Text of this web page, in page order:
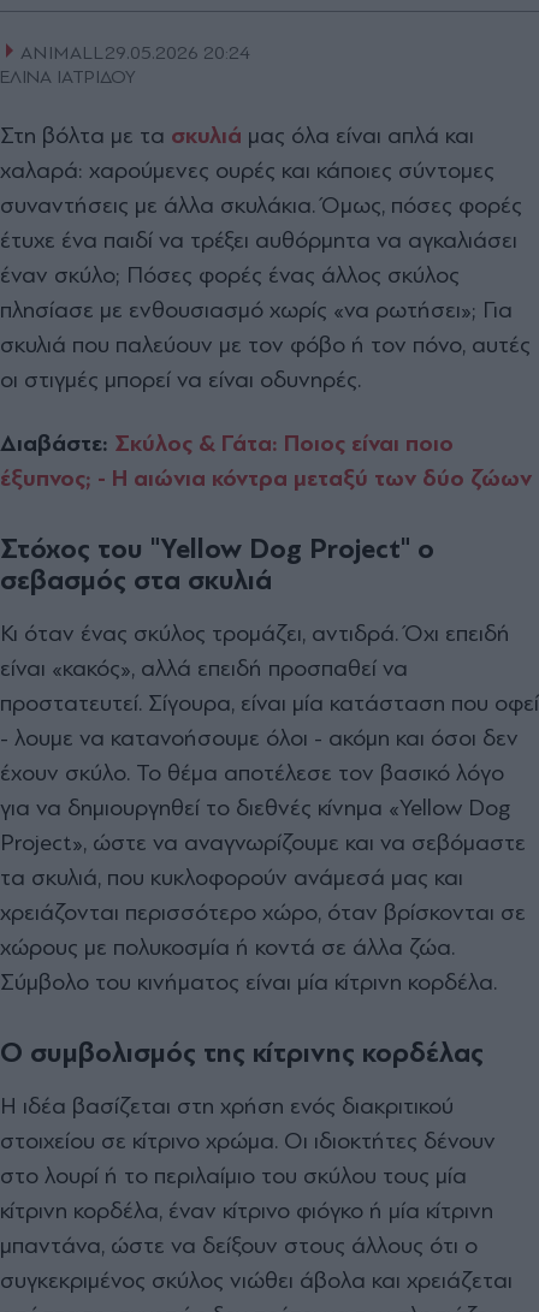
ANIMALL29.05.2026 20:24
ΕΛΙΝΑ ΙΑΤΡΙΔΟΥ
Στη βόλτα με τα σκυλιά μας όλα είναι απλά και
χαλαρά: χαρούμενες ουρές και κάποιες σύντομες
συναντήσεις με άλλα σκυλάκια. Όμως, πόσες φορές
έτυχε ένα παιδί να τρέξει αυθόρμητα να αγκαλιάσει
έναν σκύλο; Πόσες φορές ένας άλλος σκύλος
πλησίασε με ενθουσιασμό χωρίς «να ρωτήσει»; Για
σκυλιά που παλεύουν με τον φόβο ή τον πόνο, αυτές
οι στιγμές μπορεί να είναι οδυνηρές.
Διαβάστε: Σκύλος & Γάτα: Ποιος είναι ποιο
έξυπνος; - Η αιώνια κόντρα μεταξύ των δύο ζώων
Στόχος του "Yellow Dog Project" ο
σεβασμός στα σκυλιά
Κι όταν ένας σκύλος τρομάζει, αντιδρά. Όχι επειδή
είναι «κακός», αλλά επειδή προσπαθεί να
προστατευτεί. Σίγουρα, είναι μία κατάσταση που οφεί
- λουμε να κατανοήσουμε όλοι - ακόμη και όσοι δεν
έχουν σκύλο. Το θέμα αποτέλεσε τον βασικό λόγο
για να δημιουργηθεί το διεθνές κίνημα «Yellow Dog
Project», ώστε να αναγνωρίζουμε και να σεβόμαστε
τα σκυλιά, που κυκλοφορούν ανάμεσά μας και
χρειάζονται περισσότερο χώρο, όταν βρίσκονται σε
χώρους με πολυκοσμία ή κοντά σε άλλα ζώα.
Σύμβολο του κινήματος είναι μία κίτρινη κορδέλα.
Ο συμβολισμός της κίτρινης κορδέλας
Η ιδέα βασίζεται στη χρήση ενός διακριτικού
στοιχείου σε κίτρινο χρώμα. Οι ιδιοκτήτες δένουν
στο λουρί ή το περιλαίμιο του σκύλου τους μία
κίτρινη κορδέλα, έναν κίτρινο φιόγκο ή μία κίτρινη
μπαντάνα, ώστε να δείξουν στους άλλους ότι ο
συγκεκριμένος σκύλος νιώθει άβολα και χρειάζεται